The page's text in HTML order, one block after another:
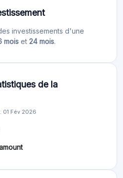
investissements d'une
mois et 24 mois.
de la
01 Fév 2026